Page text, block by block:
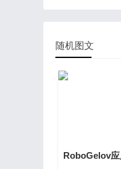
随机图文